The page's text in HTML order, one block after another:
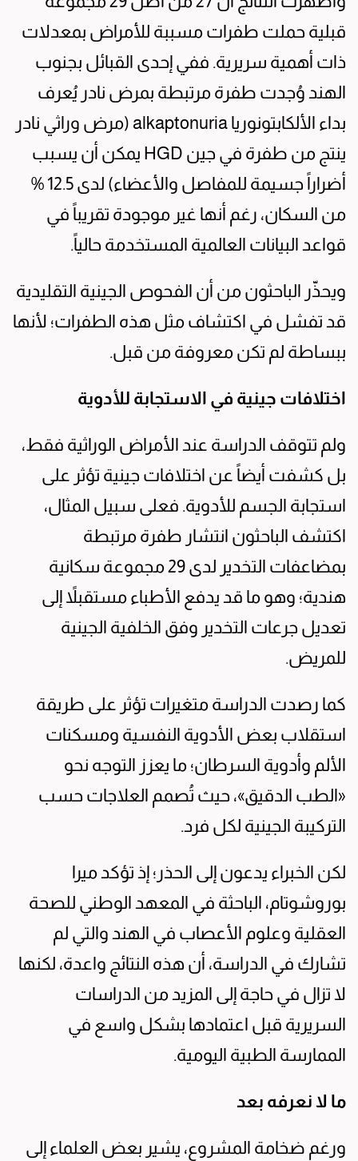
قبلية حملت طفرات مسببة للأمراض بمعدلات
ذات أهمية سريرية. ففي إحدى القبائل بجنوب
الهند وُجدت طفرة مرتبطة بمرض نادر يُعرف
بداء الألكابتونوريا alkaptonuria (مرض وراثي نادر
ينتج من طفرة في جين HGD يمكن أن يسبب
أضراراً جسيمة للمفاصل والأعضاء) لدى 12.5 %
من السكان، رغم أنها غير موجودة تقريباً في
قواعد البيانات العالمية المستخدمة حالياً.
ويحذّر الباحثون من أن الفحوص الجينية التقليدية
قد تفشل في اكتشاف مثل هذه الطفرات؛ لأنها
ببساطة لم تكن معروفة من قبل.
اختلافات جينية في الاستجابة للأدوية
ولم تتوقف الدراسة عند الأمراض الوراثية فقط،
بل كشفت أيضاً عن اختلافات جينية تؤثر على
استجابة الجسم للأدوية. فعلى سبيل المثال،
اكتشف الباحثون انتشار طفرة مرتبطة
بمضاعفات التخدير لدى 29 مجموعة سكانية
هندية؛ وهو ما قد يدفع الأطباء مستقبلاً إلى
تعديل جرعات التخدير وفق الخلفية الجينية
للمريض.
كما رصدت الدراسة متغيرات تؤثر على طريقة
استقلاب بعض الأدوية النفسية ومسكنات
الألم وأدوية السرطان؛ ما يعزز التوجه نحو
«الطب الدقيق»، حيث تُصمم العلاجات حسب
التركيبة الجينية لكل فرد.
لكن الخبراء يدعون إلى الحذر؛ إذ تؤكد ميرا
بوروشوتام، الباحثة في المعهد الوطني للصحة
العقلية وعلوم الأعصاب في الهند والتي لم
تشارك في الدراسة، أن هذه النتائج واعدة، لكنها
لا تزال في حاجة إلى المزيد من الدراسات
السريرية قبل اعتمادها بشكل واسع في
الممارسة الطبية اليومية.
ما لا نعرفه بعد
ورغم ضخامة المشروع، يشير بعض العلماء إلى